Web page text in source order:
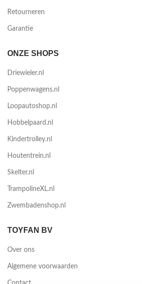
Retourneren
Garantie
ONZE SHOPS
Driewieler.nl
Poppenwagens.nl
Loopautoshop.nl
Hobbelpaard.nl
Kindertrolley.nl
Houtentrein.nl
Skelter.nl
TrampolineXL.nl
Zwembadenshop.nl
TOYFAN BV
Over ons
Algemene voorwaarden